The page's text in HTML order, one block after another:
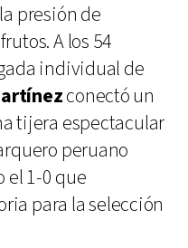
presión de
A los 54
individual de
conectó un
tijera espectacular
peruano
el 1-0 que
para la selección